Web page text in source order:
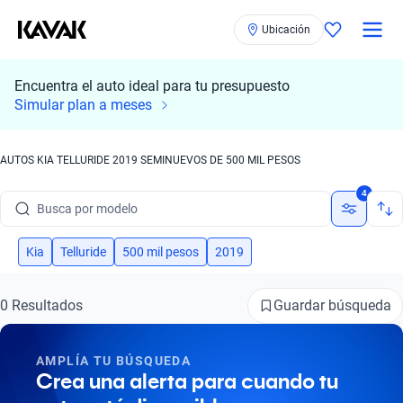
Ubicación
Encuentra el auto ideal para tu presupuesto
Simular plan a meses
AUTOS KIA TELLURIDE 2019 SEMINUEVOS DE 500 MIL PESOS
Busca por modelo
Busca por versión
Busca por marca
Busca por modelo
4
Kia Telluride 500 mil pesos 2019
0 Resultados Guardar búsqueda
AMPLÍA TU BÚSQUEDA
Crea una alerta para cuando tu